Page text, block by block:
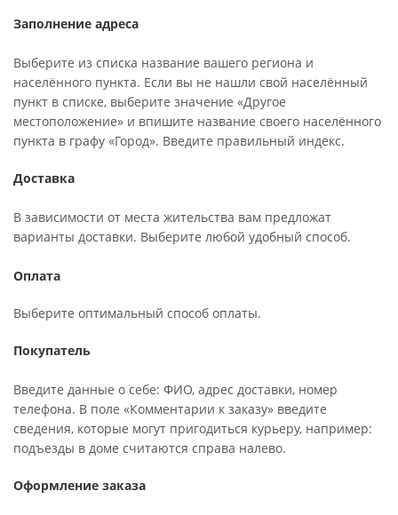
Заполнение адреса
Выберите из списка название вашего региона и
населённого пункта. Если вы не нашли свой населённый
пункт в списке, выберите значение «Другое
местоположение» и впишите название своего населённого
пункта в графу «Город». Введите правильный индекс.
Доставка
В зависимости от места жительства вам предложат
варианты доставки. Выберите любой удобный способ.
Оплата
Выберите оптимальный способ оплаты.
Покупатель
Введите данные о себе: ФИО, адрес доставки, номер
телефона. В поле «Комментарии к заказу» введите
сведения, которые могут пригодиться курьеру, например:
подъезды в доме считаются справа налево.
Оформление заказа